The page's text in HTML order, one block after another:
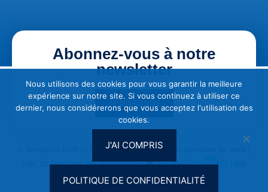
Abonnez-vous à notre
newsletter
JE M'ABONNE
CGU & Vie privée| Conditions générales de vente
TVA : BE 0692.764.201 | Réalisé avec
par
Nous utilisons des cookies pour vous garantir la meilleure
expérience sur notre site. Si vous continuez à utiliser ce
dernier, nous considérerons que vous acceptez l'utilisation des
cookies.
J'AI COMPRIS
POLITIQUE DE CONFIDENTIALITÉ